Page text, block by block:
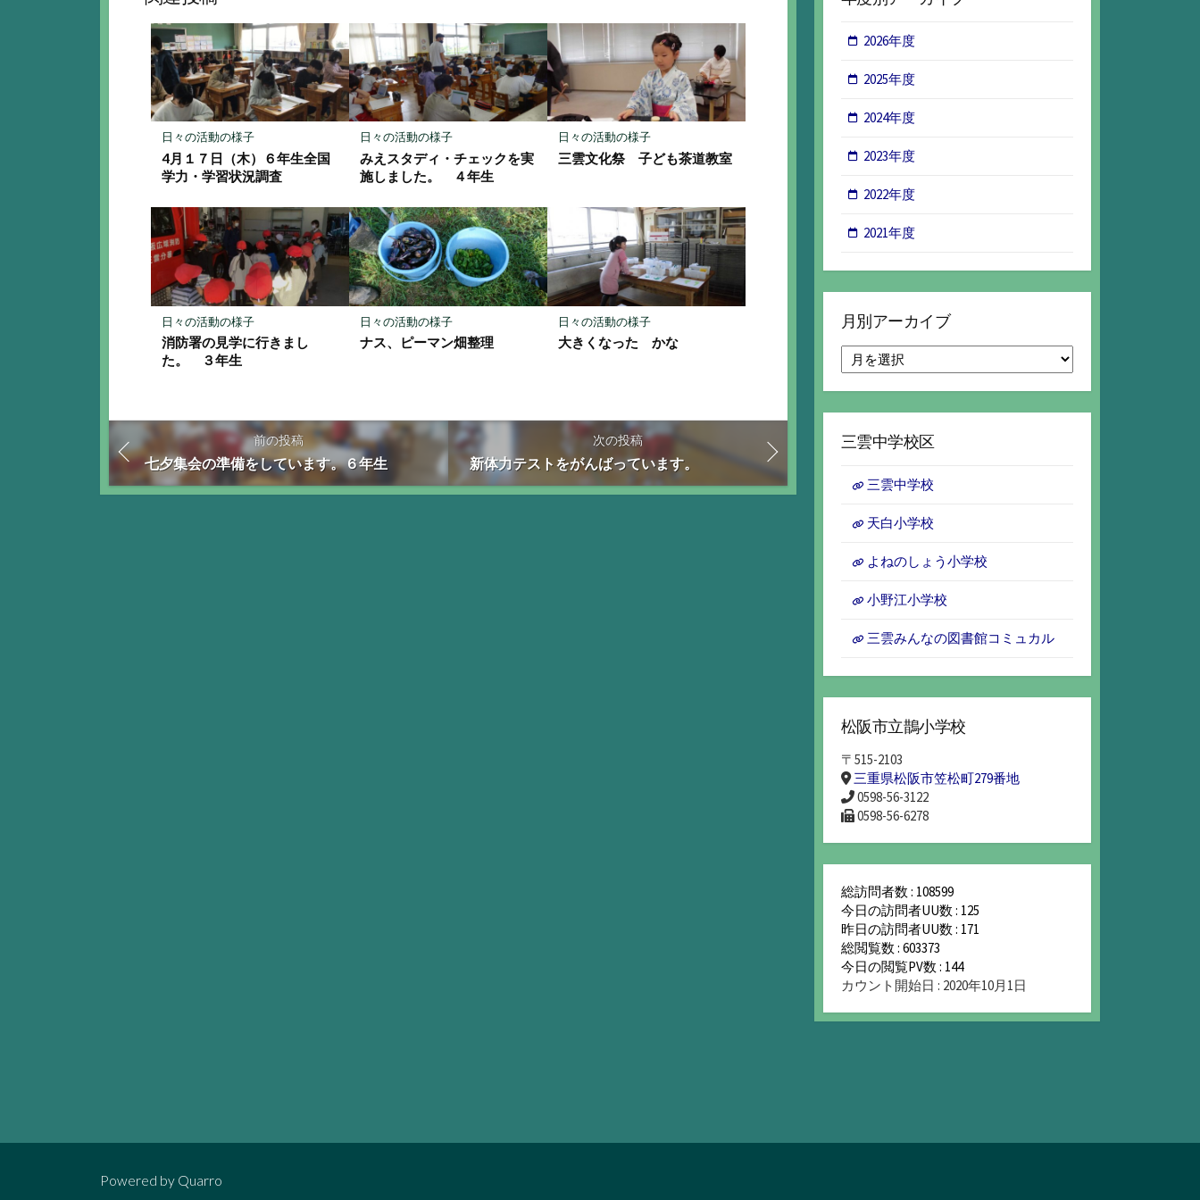
マ
ー
ク
に
保
日々の活動の様子
4月１７日（木）６年生全国
学力・学習状況調査
日々の活動の様子
みえスタディ・チェックを実
施しました。 ４年生
日々の活動の様子
三雲文化祭 子ども茶道教室
日々の活動の様子
消防署の見学に行きまし
た。 ３年生
日々の活動の様子
ナス、ピーマン畑整理
日々の活動の様子
大きくなった かな
前の投稿
七夕集会の準備をしています。６年生
次の投稿
新体力テストをがんばっています。
2026年度
2025年度
2024年度
2023年度
2022年度
2021年度
月別アーカイブ
別
ア
ー
イ
三雲中学校区
三雲中学校
天白小学校
よねのしょう小学校
小野江小学校
三雲みんなの図書館コミュカル
松阪市立鵲小学校
〒515-2103
三重県松阪市笠松町279番地
0598-56-3122
0598-56-6278
総訪問者数 : 108599
今日の訪問者UU数 : 125
昨日の訪問者UU数 : 171
総閲覧数 : 603373
今日の閲覧PV数 : 144
カウント開始日 : 2020年10月1日
Powered by Quarro